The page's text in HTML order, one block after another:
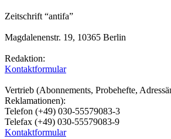
Zeitschrift “antifa”
Magdalenenstr. 19, 10365 Berlin
Redaktion:
Kontaktformular
Vertrieb (Abonnements, Probehefte,
Reklamationen):
Telefon (+49) 030-55579083-3
Telefax (+49) 030-55579083-9
Kontaktformular